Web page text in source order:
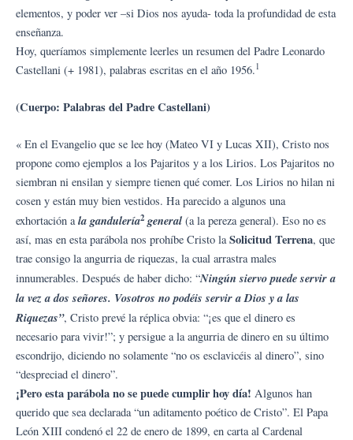
elementos, y poder ver –si Dios nos ayuda- toda la profundidad de esta
enseñanza.
Hoy, queríamos simplemente leerles un resumen del Padre Leonardo
Castellani (+ 1981), palabras escritas en el año 1956.1
(Cuerpo: Palabras del Padre Castellani)
« En el Evangelio que se lee hoy (Mateo VI y Lucas XII), Cristo nos
propone como ejemplos a los Pajaritos y a los Lirios. Los Pajaritos no
siembran ni ensilan y siempre tienen qué comer. Los Lirios no hilan ni
cosen y están muy bien vestidos. Ha parecido a algunos una
exhortación ala gandulería2general (a la pereza general). Eso no es
así, mas en esta parábola nos prohíbe Cristo laSolicitud Terrena, que
trae consigo la angurria de riquezas, la cual arrastra males
innumerables. Después de haber dicho: “Ningún siervo puede servir a
la vez a dos señores. Vosotros no podéis servir a Dios y a las
Riquezas”, Cristo prevé la réplica obvia: “¡es que el dinero es
necesario para vivir!”; y persigue a la angurria de dinero en su último
escondrijo, diciendo no solamente “no os esclavicéis al dinero”, sino
“despreciad el dinero”.
¡Pero esta parábola no se puede cumplir hoy día! Algunos han
querido que sea declarada “un aditamento poético de Cristo”. El Papa
León XIII condenó el 22 de enero de 1899, en carta al Cardenal